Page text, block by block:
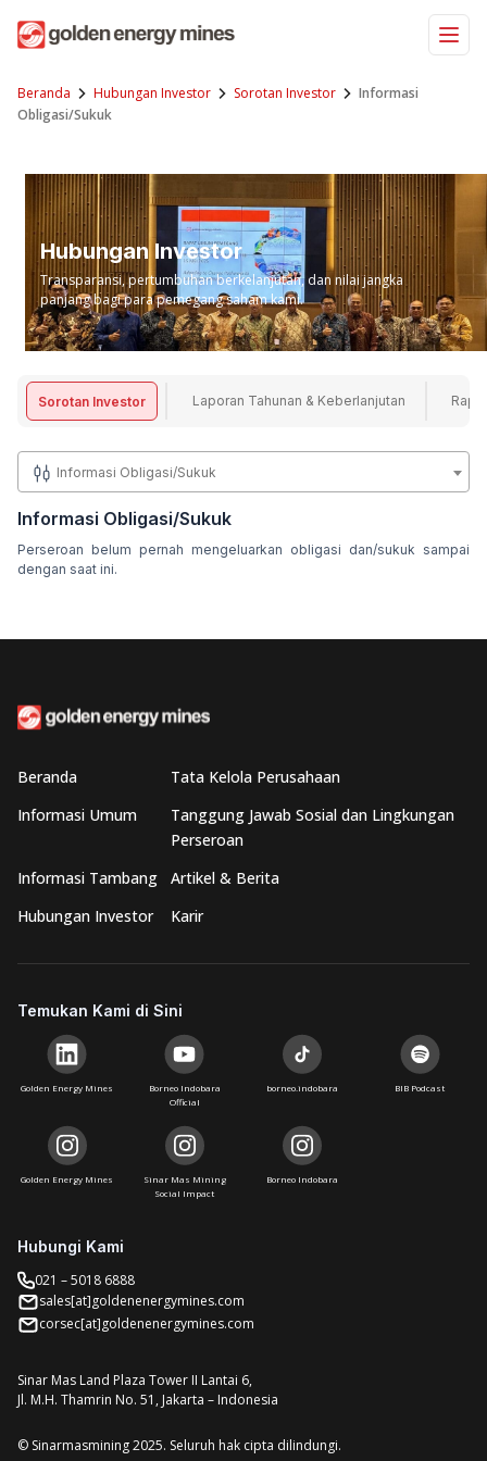
Beranda Hubungan Investor Sorotan Investor
Informasi
Obligasi/Sukuk
Hubungan Investor
Transparansi, pertumbuhan berkelanjutan, dan nilai jangka
panjang bagi para pemegang saham kami.
Sorotan Investor Laporan Tahunan & Keberlanjutan
Informasi Obligasi/Sukuk
Informasi Obligasi/Sukuk
Perseroan belum pernah mengeluarkan obligasi dan/sukuk sampai
dengan saat ini.
Beranda
Informasi Umum
Informasi Tambang
Hubungan Investor
Tata Kelola Perusahaan
Tanggung Jawab Sosial dan Lingkungan
Perseroan
Artikel & Berita
Karir
Temukan Kami di Sini
Golden Energy Mines
Borneo Indobara
Official
borneo.indobara BIB Podcast
Golden Energy Mines
Sinar Mas Mining
Social Impact
Borneo Indobara
Hubungi Kami
021 – 5018 6888
sales[at]goldenenergymines.com
corsec[at]goldenenergymines.com
Sinar Mas Land Plaza Tower II Lantai 6,
Jl. M.H. Thamrin No. 51, Jakarta – Indonesia
© Sinarmasmining 2025. Seluruh hak cipta dilindungi.